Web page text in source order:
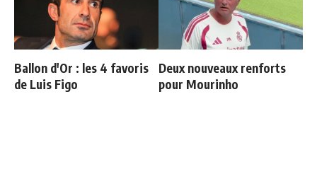
Ballon d'Or : les 4 favoris
de Luis Figo
Deux nouveaux renforts
pour Mourinho